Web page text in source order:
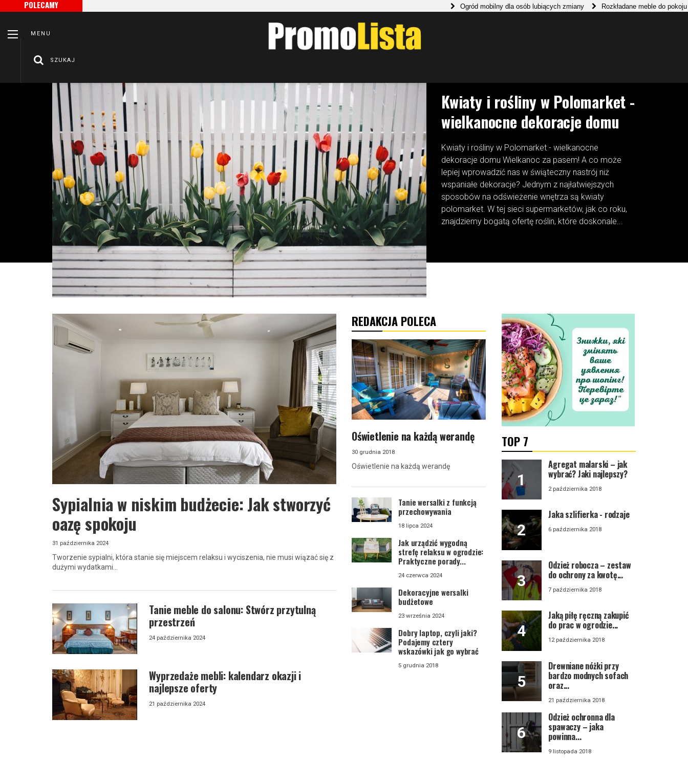
POLECAMY Ogród mobilny dla osób lubiących zmiany Rozkładane meble do pokoju nastolatka
MENU
SZUKAJ
Kwiaty i rośliny w Polomarket -
wielkanocne dekoracje domu
Kwiaty i rośliny w Polomarket - wielkanocne
dekoracje domu Wielkanoc za pasem! A co może
lepiej wprowadzić nas w świąteczny nastrój niż
wspaniałe dekoracje? Jednym z najłatwiejszych
sposobów na odświeżenie wnętrza są kwiaty
polomarket. W tej sieci supermarketów, jak co roku,
znajdziemy bogatą ofertę roślin, które doskonale...
Sypialnia w niskim budżecie: Jak stworzyć
oazę spokoju
31 października 2024
Tworzenie sypialni, która stanie się miejscem relaksu i wyciszenia, nie musi wiązać się z
dużymi wydatkami...
Tanie meble do salonu: Stwórz przytulną
przestrzeń
24 października 2024
Wyprzedaże mebli: kalendarz okazji i
najlepsze oferty
21 października 2024
REDAKCJA POLECA
Oświetlenie na każdą werandę
30 grudnia 2018
Oświetlenie na każdą werandę
Tanie wersalki z funkcją
przechowywania
18 lipca 2024
Jak urządzić wygodną
strefę relaksu w ogrodzie:
Praktyczne porady...
24 czerwca 2024
Dekoracyjne wersalki
budżetowe
23 września 2024
Dobry laptop, czyli jaki?
Podajemy cztery
wskazówki jak go wybrać
5 grudnia 2018
TOP 7
Agregat malarski – jak
wybrać? Jaki najlepszy?
2 października 2018
Jaka szlifierka - rodzaje
6 października 2018
Odzież robocza – zestaw
do ochrony za kwotę...
7 października 2018
Jaką piłę ręczną zakupić
do prac w ogrodzie...
12 października 2018
Drewniane nóżki przy
bardzo modnych sofach
oraz...
21 października 2018
Odzież ochronna dla
spawaczy – jaka
powinna...
9 listopada 2018